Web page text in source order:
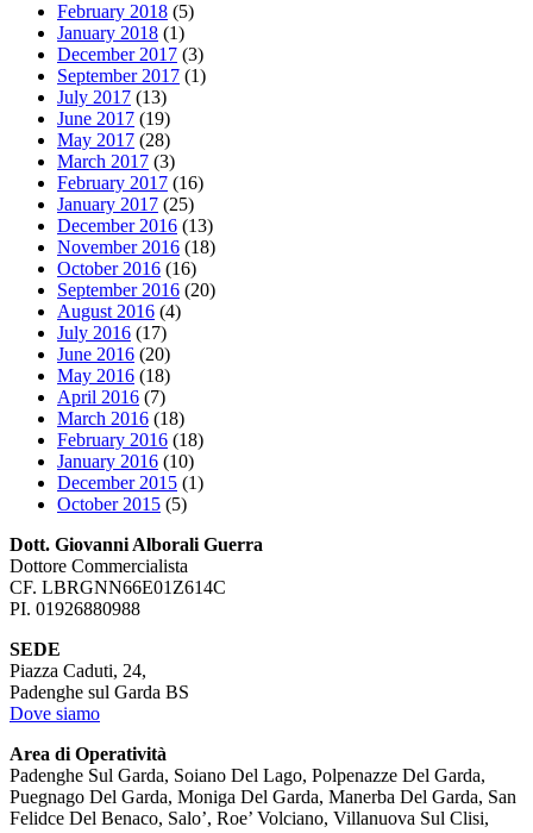
February 2018 (5)
January 2018 (1)
December 2017 (3)
September 2017 (1)
July 2017 (13)
June 2017 (19)
May 2017 (28)
March 2017 (3)
February 2017 (16)
January 2017 (25)
December 2016 (13)
November 2016 (18)
October 2016 (16)
September 2016 (20)
August 2016 (4)
July 2016 (17)
June 2016 (20)
May 2016 (18)
April 2016 (7)
March 2016 (18)
February 2016 (18)
January 2016 (10)
December 2015 (1)
October 2015 (5)
Dott. Giovanni Alborali Guerra
Dottore Commercialista
CF. LBRGNN66E01Z614C
PI. 01926880988
SEDE
Piazza Caduti, 24,
Padenghe sul Garda BS
Dove siamo
Area di Operatività
Padenghe Sul Garda, Soiano Del Lago, Polpenazze Del Garda,
Puegnago Del Garda, Moniga Del Garda, Manerba Del Garda, San
Felidce Del Benaco, Salo’, Roe’ Volciano, Villanuova Sul Clisi,